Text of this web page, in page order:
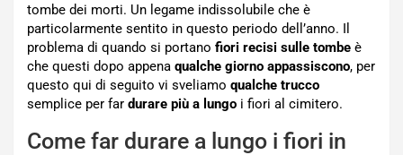
tombe dei morti. Un legame indissolubile che è
particolarmente sentito in questo periodo dell’anno. Il
problema di quando si portano fiori recisi sulle tombe è
che questi dopo appena qualche giorno appassiscono, per
questo qui di seguito vi sveliamo qualche trucco
semplice per far durare più a lungo i fiori al cimitero.
Come far durare a lungo i fiori in